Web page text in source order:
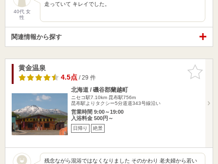
40代 女
性
走っていて キレイでした。
関連情報から探す
お気に入
りに追加
黄金温泉
4.5点/ 29 件
北海道 / 磯谷郡蘭越町
ニセコ駅7.10km 昆布駅756m
昆布駅よりタクシー5分道道343号線沿い
営業時間 9:00～19:00
入浴料金 500円～
日帰り 絶景
残念ながら混浴ではなくなりました そのかわり 老夫婦から若い